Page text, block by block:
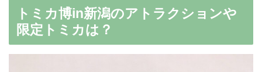
トミカ博in新潟のアトラクションや
限定トミカは？